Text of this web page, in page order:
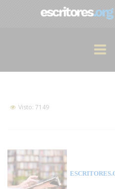
Visto: 7149